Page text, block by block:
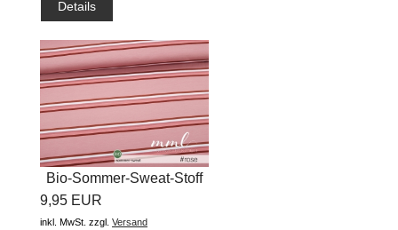
Details
Bio-Sommer-Sweat-Stoff
"small...
9,95 EUR
inkl. MwSt. zzgl. Versand